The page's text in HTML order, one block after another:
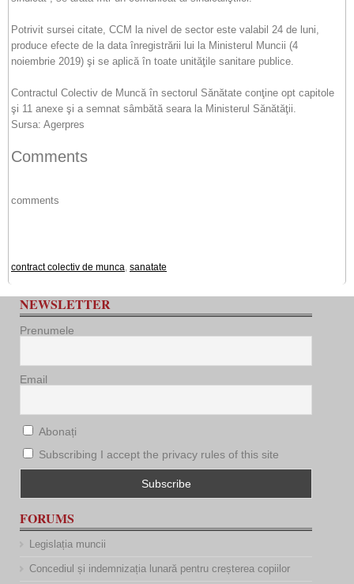
Potrivit sursei citate, CCM la nivel de sector este valabil 24 de luni,
produce efecte de la data înregistrării lui la Ministerul Muncii (4
noiembrie 2019) şi se aplică în toate unităţile sanitare publice.
Contractul Colectiv de Muncă în sectorul Sănătate conţine opt capitole
şi 11 anexe şi a semnat sâmbătă seara la Ministerul Sănătăţii.
Sursa: Agerpres
Comments
comments
contract colectiv de munca, sanatate
NEWSLETTER
Prenumele
Email
Abonați
Subscribing I accept the privacy rules of this site
FORUMS
Legislația muncii
Concediul și indemnizația lunară pentru creșterea copiilor